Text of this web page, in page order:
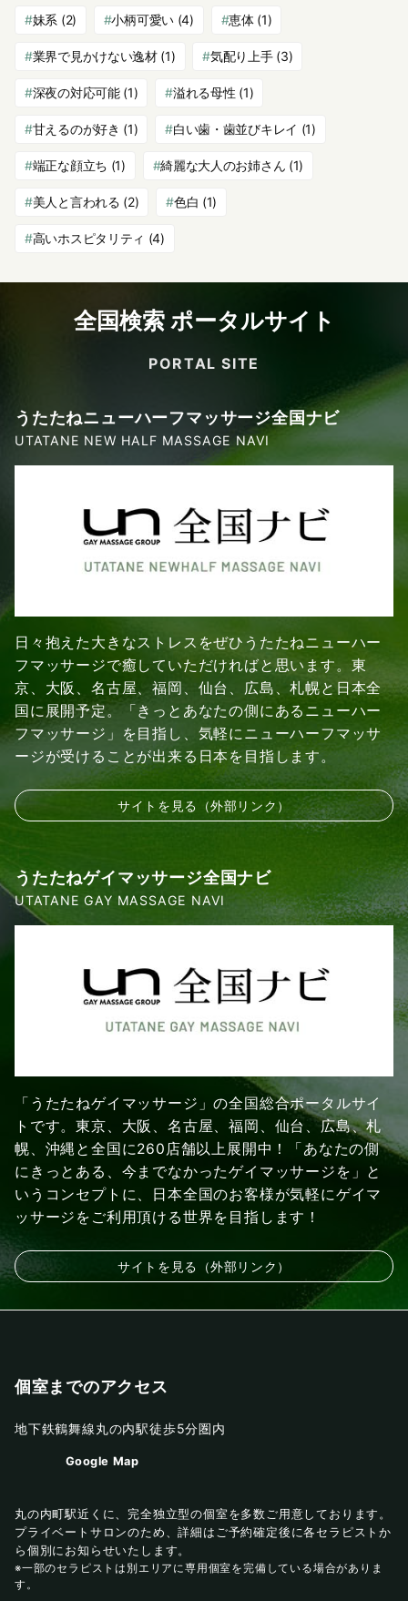
妹系 (2) 小柄可愛い(4) 恵体(1)
業界で見かけない逸材(1) 気配り上手(3)
深夜の対応可能(1) 溢れる母性 (1)
甘えるのが好き (1) 白い歯・歯並びキレイ (1)
端正な顔立ち (1) 綺麗な大人のお姉さん (1)
美人と言われる (2) 色白 (1)
高いホスピタリティ (4)
全国検索 ポータルサイト
PORTAL SITE
うたたねニューハーフマッサージ全国ナビ
UTATANE NEW HALF MASSAGE NAVI
日々抱えた大きなストレスをぜひうたたねニューハー
フマッサージで癒していただければと思います。東
京、大阪、名古屋、福岡、仙台、広島、札幌と日本全
国に展開予定。「きっとあなたの側にあるニューハー
フマッサージ」を目指し、気軽にニューハーフマッサ
ージが受けることが出来る日本を目指します。
サイトを見る（外部リンク）
うたたねゲイマッサージ全国ナビ
UTATANE GAY MASSAGE NAVI
「うたたねゲイマッサージ」の全国総合ポータルサイ
トです。東京、大阪、名古屋、福岡、仙台、広島、札
幌、沖縄と全国に260店舗以上展開中！「あなたの側
にきっとある、今までなかったゲイマッサージを」と
いうコンセプトに、日本全国のお客様が気軽にゲイマ
ッサージをご利用頂ける世界を目指します！
サイトを見る（外部リンク）
個室までのアクセス
地下鉄鶴舞線丸の内駅徒歩5分圏内
Google Map
丸の内町駅近くに、完全独立型の個室を多数ご用意しております。
プライベートサロンのため、詳細はご予約確定後に各セラピストか
ら個別にお知らせいたします。
※一部のセラピストは別エリアに専用個室を完備している場合がありま
す。